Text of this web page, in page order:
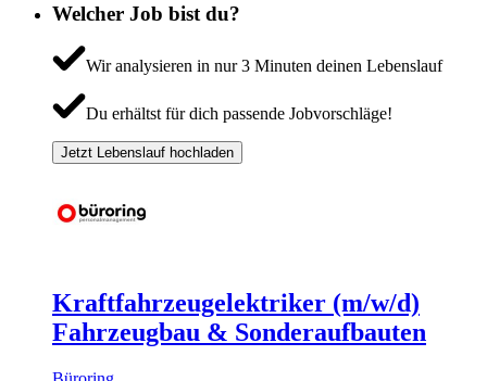
Welcher Job bist du?
Wir analysieren in nur 3 Minuten deinen Lebenslauf
Du erhältst für dich passende Jobvorschläge!
Jetzt Lebenslauf hochladen
Kraftfahrzeugelektriker (m/w/d)
Fahrzeugbau & Sonderaufbauten